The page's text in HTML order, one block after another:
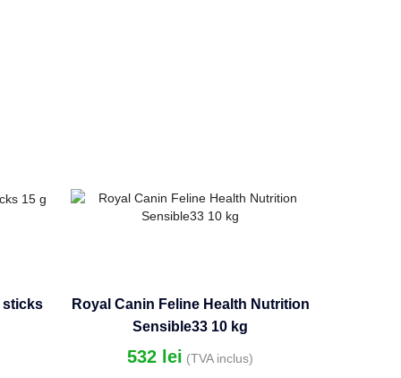
sticks
Royal Canin Feline Health Nutrition
Sensible33 10 kg
532 lei (TVA inclus)